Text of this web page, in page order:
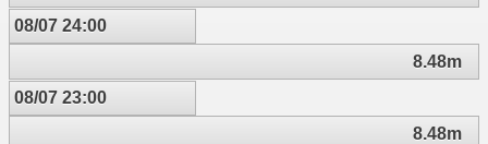
08/07 24:00
8.48m
08/07 23:00
8.48m